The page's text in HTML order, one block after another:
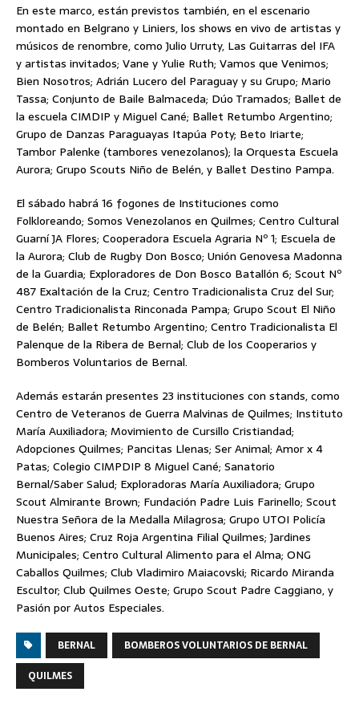
En este marco, están previstos también, en el escenario
montado en Belgrano y Liniers, los shows en vivo de artistas y
músicos de renombre, como Julio Urruty, Las Guitarras del IFA
y artistas invitados; Vane y Yulie Ruth; Vamos que Venimos;
Bien Nosotros; Adrián Lucero del Paraguay y su Grupo; Mario
Tassa; Conjunto de Baile Balmaceda; Dúo Tramados; Ballet de
la escuela CIMDIP y Miguel Cané; Ballet Retumbo Argentino;
Grupo de Danzas Paraguayas Itapúa Poty; Beto Iriarte;
Tambor Palenke (tambores venezolanos); la Orquesta Escuela
Aurora; Grupo Scouts Niño de Belén, y Ballet Destino Pampa.
El sábado habrá 16 fogones de Instituciones como
Folkloreando; Somos Venezolanos en Quilmes; Centro Cultural
Guarní JA Flores; Cooperadora Escuela Agraria Nº 1; Escuela de
la Aurora; Club de Rugby Don Bosco; Unión Genovesa Madonna
de la Guardia; Exploradores de Don Bosco Batallón 6; Scout Nº
487 Exaltación de la Cruz; Centro Tradicionalista Cruz del Sur;
Centro Tradicionalista Rinconada Pampa; Grupo Scout El Niño
de Belén; Ballet Retumbo Argentino; Centro Tradicionalista El
Palenque de la Ribera de Bernal; Club de los Cooperarios y
Bomberos Voluntarios de Bernal.
Además estarán presentes 23 instituciones con stands, como
Centro de Veteranos de Guerra Malvinas de Quilmes; Instituto
María Auxiliadora; Movimiento de Cursillo Cristiandad;
Adopciones Quilmes; Pancitas Llenas; Ser Animal; Amor x 4
Patas; Colegio CIMPDIP 8 Miguel Cané; Sanatorio
Bernal/Saber Salud; Exploradoras María Auxiliadora; Grupo
Scout Almirante Brown; Fundación Padre Luis Farinello; Scout
Nuestra Señora de la Medalla Milagrosa; Grupo UTOI Policía
Buenos Aires; Cruz Roja Argentina Filial Quilmes; Jardines
Municipales; Centro Cultural Alimento para el Alma; ONG
Caballos Quilmes; Club Vladimiro Maiacovski; Ricardo Miranda
Escultor; Club Quilmes Oeste; Grupo Scout Padre Caggiano, y
Pasión por Autos Especiales.
BERNAL
BOMBEROS VOLUNTARIOS DE BERNAL
QUILMES